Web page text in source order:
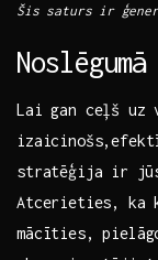
Šis saturs ir
Noslēgumā
Lai gan ceļš‌ uz
stratēģija ⁢ir
Atcerieties, ka
mācīties,